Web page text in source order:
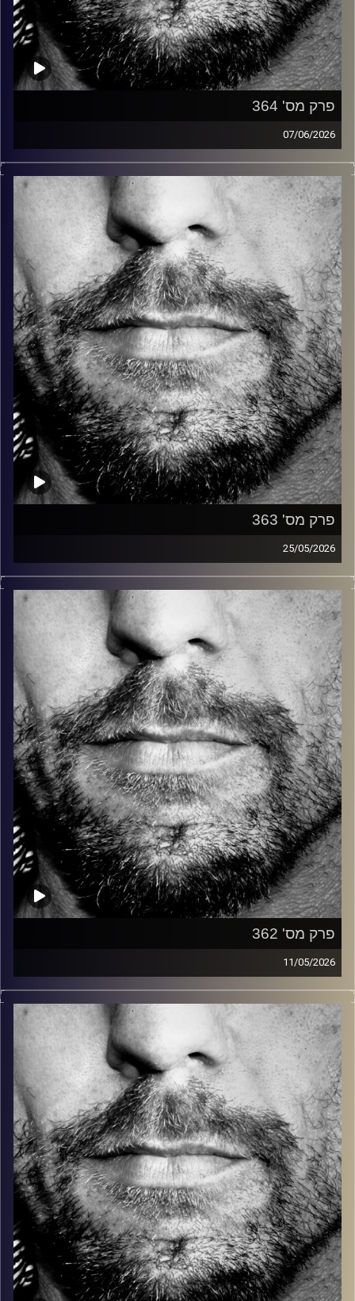
פרק מס' 364
07/06/2026
זיפים, מוזיקה מחוספסת של הופעות חיות. הרבה ג'אם, רוק,
בלוז, bluegrass, ג'אז, Fאנק, פרוגרסיב ואפילו אלקטרוניקה.
כל מה שחי, אמיתי ונושם.
עם שמוליק רגב.
קרדיט תמונות: David Goehring
פרק מס' 363
25/05/2026
זיפים, מוזיקה מחוספסת של הופעות חיות. הרבה ג'אם, רוק,
בלוז, bluegrass, ג'אז, Fאנק, פרוגרסיב ואפילו אלקטרוניקה.
כל מה שחי, אמיתי ונושם.
עם שמוליק רגב.
קרדיט תמונות: David Goehring
פרק מס' 362
11/05/2026
זיפים, מוזיקה מחוספסת של הופעות חיות. הרבה ג'אם, רוק,
בלוז, bluegrass, ג'אז, Fאנק, פרוגרסיב ואפילו אלקטרוניקה.
כל מה שחי, אמיתי ונושם.
עם שמוליק רגב.
קרדיט תמונות: David Goehring